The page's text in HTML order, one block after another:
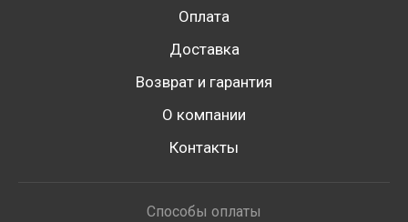
Оплата
Доставка
Возврат и гарантия
О компании
Контакты
Способы оплаты